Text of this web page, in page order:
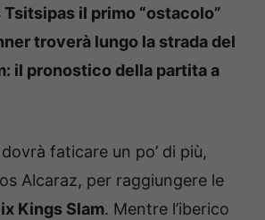
Tsitsipas il primo “ostacolo”
troverà lungo la strada del
il pronostico della partita a
dovrà faticare un po’ di più,
Alcaraz, per raggiungere le
Kings Slam. Mentre l’iberico